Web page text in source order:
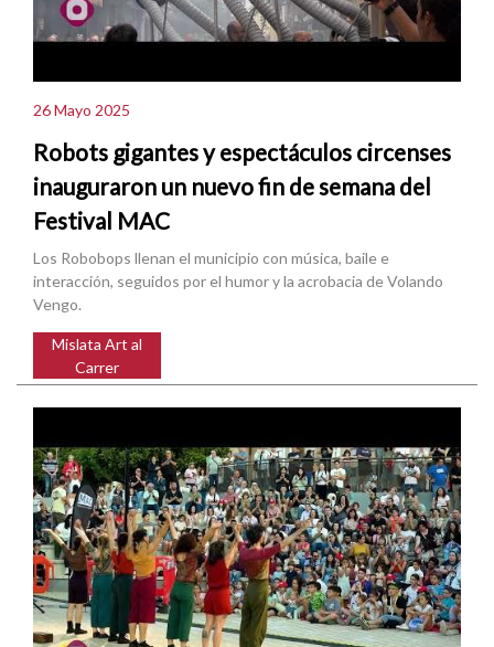
26 Mayo 2025
Robots gigantes y espectáculos circenses
inauguraron un nuevo fin de semana del
Festival MAC
Los Robobops llenan el municipio con música, baile e
interacción, seguidos por el humor y la acrobacia de Volando
Vengo.
Mislata Art al
Carrer